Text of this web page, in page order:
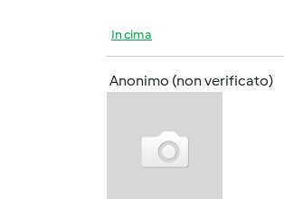
In cima
Anonimo (non verificato)